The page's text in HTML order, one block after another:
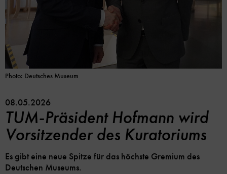
Photo: Deutsches Museum
08.05.2026
TUM-Präsident Hofmann wird
Vorsitzender des Kuratoriums
Es gibt eine neue Spitze für das höchste Gremium des
Deutschen Museums.